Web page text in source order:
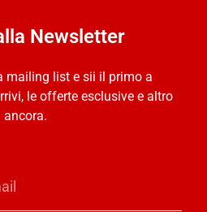
Newsletter
mailing list e sii il primo a
le offerte esclusive e altro
ancora.